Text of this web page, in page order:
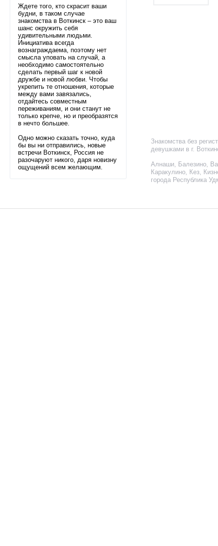
Знакомства без
девушками в г.
Алнаши, Балезино,
Каракулино, Кез,
города Республика
Ждете того, кто скрасит ваши
будни, в таком случае
знакомства в Воткинск – это ваш
шанс окружить себя
удивительными людьми.
Инициатива всегда
вознаграждаема, поэтому нет
смысла уповать на случай, а
необходимо самостоятельно
сделать первый шаг к новой
дружбе и новой любви. Чтобы
укрепить те отношения, которые
между вами завязались,
отдайтесь совместным
переживаниям, и они станут не
только крепче, но и преобразятся
в нечто большее.
Одно можно сказать точно, куда
бы вы ни отправились, новые
встречи Воткинск, Россия не
разочаруют никого, даря новизну
ощущений всем желающим.